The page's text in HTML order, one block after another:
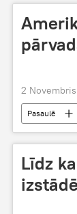
2
Pasaulē
Līdz